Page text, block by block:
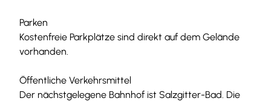
Parken
Kostenfreie Parkplätze sind direkt auf dem Gelände
vorhanden.
Öffentliche Verkehrsmittel
Der nächstgelegene Bahnhof ist Salzgitter-Bad. Die